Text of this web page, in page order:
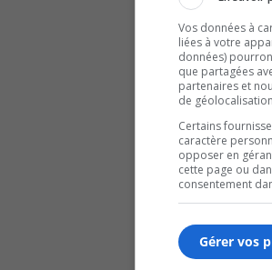
Vos données à
liées à votre
données)
que partagées
partenaires et
de
Certains
caractère
opposer en
cette page ou
consentement
Gérer vos